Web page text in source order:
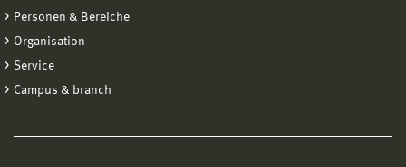
Personen & Bereiche
Organisation
Service
Campus & branch